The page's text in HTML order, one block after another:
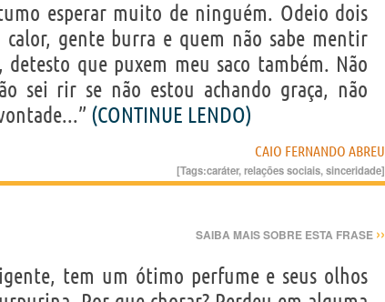
esperar muito de ninguém. Odeio dois
gente burra e quem não sabe mentir
que puxem meu saco também. Não
sei rir se não estou achando graça, não
(CONTINUE LENDO)
CAIO FERNANDO ABREU
[Tags:caráter,relações sociais,sinceridade]
SAIBA MAIS SOBRE ESTA FRASE ››
tem um ótimo perfume e seus olhos